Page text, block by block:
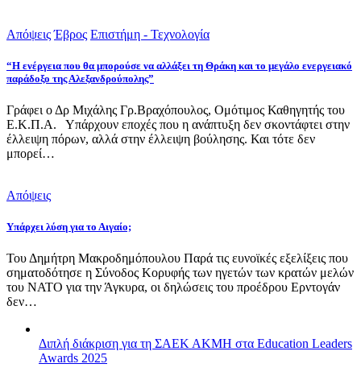
Απόψεις Έβρος Επιστήμη - Τεχνολογία
“Η ενέργεια που θα μπορούσε να αλλάξει τη Θράκη και το μεγάλο ενεργειακό
παράδοξο της Αλεξανδρούπολης”
Γράφει ο Δρ Μιχάλης Γρ.Βραχόπουλος, Ομότιμος Καθηγητής του
Ε.Κ.Π.Α. Υπάρχουν εποχές που η ανάπτυξη δεν σκοντάφτει στην
έλλειψη πόρων, αλλά στην έλλειψη βούλησης. Και τότε δεν
μπορεί…
Απόψεις
Υπάρχει λύση για το Αιγαίο;
Του Δημήτρη Μακροδημόπουλου Παρά τις ευνοϊκές εξελίξεις που
σηματοδότησε η Σύνοδος Κορυφής των ηγετών των κρατών μελών
του ΝΑΤΟ για την Άγκυρα, οι δηλώσεις του προέδρου Ερντογάν
δεν…
Διπλή διάκριση για τη ΣΑΕΚ ΑΚΜΗ στα Education Leaders
Awards 2025